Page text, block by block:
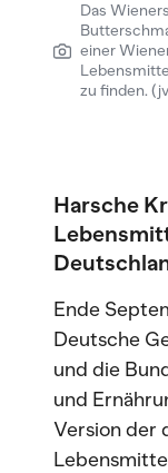
Das
einer
zu finden.
Harsche
Ende
Deutsche
und die
und
Version der